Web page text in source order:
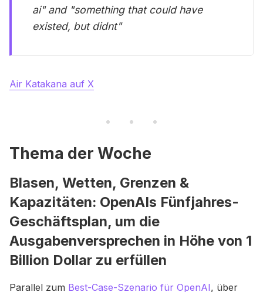
ai" and "something that could have
existed, but didnt"
Air Katakana auf X
Thema der Woche
Blasen, Wetten, Grenzen &
Kapazitäten: OpenAIs Fünfjahres-
Geschäftsplan, um die
Ausgabenversprechen in Höhe von 1
Billion Dollar zu erfüllen
Parallel zum Best-Case-Szenario für OpenAI, über